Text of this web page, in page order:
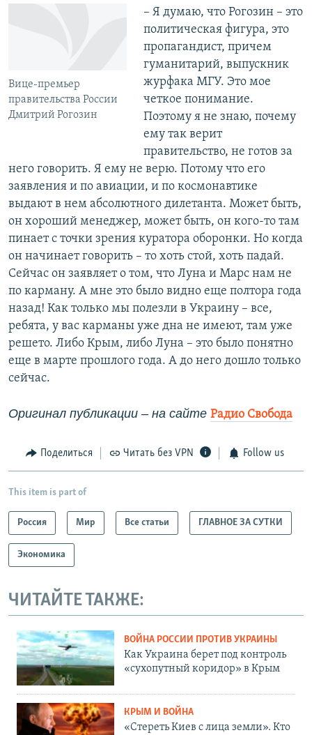
Вице-премьер
правительства России
Дмитрий Рогозин
– Я думаю, что Рогозин – это
политическая фигура, это
пропагандист, причем
гуманитарий, выпускник
журфака МГУ. Это мое
четкое понимание.
Поэтому я не знаю, почему
ему так верит
правительство, не готов за
него говорить. Я ему не верю. Потому что его
заявления и по авиации, и по космонавтике
выдают в нем абсолютного дилетанта. Может быть,
он хороший менеджер, может быть, он кого-то там
пинает с точки зрения куратора оборонки. Но когда
он начинает говорить – то хоть стой, хоть падай.
Сейчас он заявляет о том, что Луна и Марс нам не
по карману. А мне это было видно еще полтора года
назад! Как только мы полезли в Украину – все,
ребята, у вас карманы уже дна не имеют, там уже
решето. Либо Крым, либо Луна – это было понятно
еще в марте прошлого года. А до него дошло только
сейчас.
Оригинал публикации –​ на сайте Радио Свобода
Поделиться Читать без VPN Follow us
This item is part of
Россия Мир Все статьи ГЛАВНОЕ ЗА СУТКИ
Экономика
ЧИТАЙТЕ ТАКЖЕ:
ВОЙНА РОССИИ ПРОТИВ УКРАИНЫ
Как Украина берет под контроль
«сухопутный коридор» в Крым
КРЫМ И ВОЙНА
«Стереть Киев с лица земли». Кто